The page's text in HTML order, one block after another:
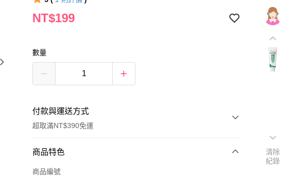
NT$199
數量
付款與運送方式
超取滿NT$390免運
付款方式
POYA支付
商品特色
商品編號
清除
紀錄